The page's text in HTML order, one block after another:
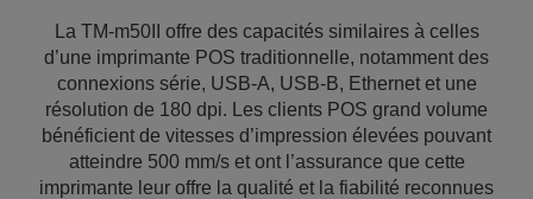
La TM-m50II offre des capacités similaires à celles
d’une imprimante POS traditionnelle, notamment des
connexions série, USB-A, USB-B, Ethernet et une
résolution de 180 dpi. Les clients POS grand volume
bénéficient de vitesses d’impression élevées pouvant
atteindre 500 mm/s et ont l’assurance que cette
imprimante leur offre la qualité et la fiabilité reconnues